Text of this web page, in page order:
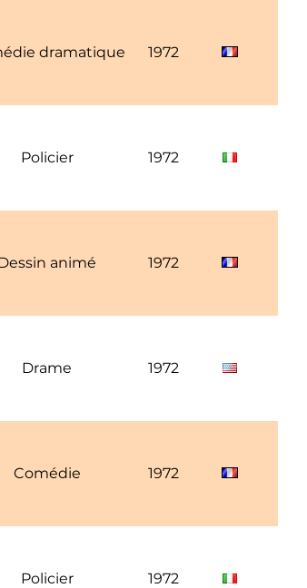
dramatique 1972
Policier 1972
animé 1972
Drame 1972
Comédie 1972
Policier 1972